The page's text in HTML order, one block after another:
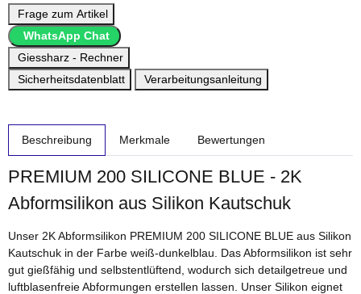
Frage zum Artikel
WhatsApp Chat
Giessharz - Rechner
Sicherheitsdatenblatt
Verarbeitungsanleitung
Beschreibung Merkmale Bewertungen
PREMIUM 200 SILICONE BLUE - 2K
Abformsilikon aus Silikon Kautschuk
Unser 2K Abformsilikon PREMIUM 200 SILICONE BLUE aus Silikon
Kautschuk in der Farbe weiß-dunkelblau. Das Abformsilikon ist sehr
gut gießfähig und selbstentlüftend, wodurch sich detailgetreue und
luftblasenfreie Abformungen erstellen lassen. Unser Silikon eignet